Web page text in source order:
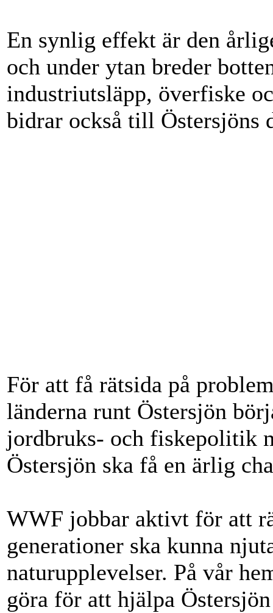
En synlig effekt är den
och under ytan breder
industriutsläpp, överfiske
bidrar också till Östersjöns
För att få rätsida på
länderna runt Östersjön
jordbruks- och fiskepolitik
Östersjön ska få en ärlig
WWF jobbar aktivt för att
generationer ska kunna
naturupplevelser. På vår
göra för att hjälpa